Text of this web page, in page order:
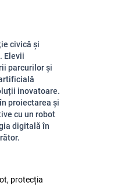
civică și
Elevii
parcurilor și
inovatoare.
proiectarea și
cu un robot
digitală în
protecția